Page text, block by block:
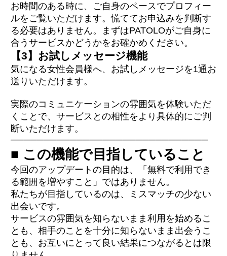
お時間のある時に、ご自身のペースでプロフィー
ルをご覧いただけます。慌ててお申込みを判断す
る必要はありません。まずはPATOLOがご自身に
合うサービスかどうかをお確かめください。
【3】お試しメッセージ機能
気になる女性会員様へ、お試しメッセージを1通お
送りいただけます。
実際のコミュニケーションの雰囲気を体験いただ
くことで、サービスとの相性をより具体的にご判
断いただけます。
──────────────────────────────
■ この機能で目指していること
今回のアップデートの目的は、「無料で利用でき
る範囲を増やすこと」ではありません。
私たちが目指しているのは、ミスマッチの少ない
出会いです。
サービスの雰囲気を知らないまま利用を始めるこ
とも、相手のことを十分に知らないまま出会うこ
とも、お互いにとって良い結果につながるとは限